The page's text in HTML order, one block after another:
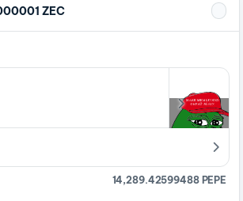
ZEC
14,289.42599488 PEPE